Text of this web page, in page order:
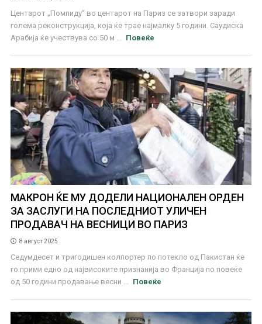
Центарот „Помпиду“ во центарот на Париз се затвори заради
голема реконструкција, која ќе трае најмалку 5 години. Саудиска
Арабија ќе учествува со 50 м ...
Повеќе
МАКРОН ЌЕ МУ ДОДЕЛИ НАЦИОНАЛЕН ОРДЕН
ЗА ЗАСЛУГИ НА ПОСЛЕДНИОТ УЛИЧЕН
ПРОДАВАЧ НА ВЕСНИЦИ ВО ПАРИЗ
8 август 2025
Седумдесет и тригодишен колпортер по потекло од Пакистан ќе
го прими едно од највисоките признанија во Франција по повеќе
од 50 години продавање весни ...
Повеќе